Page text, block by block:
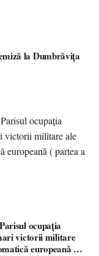
la Dumbrăvița
ocupația
victorii militare
europeană (